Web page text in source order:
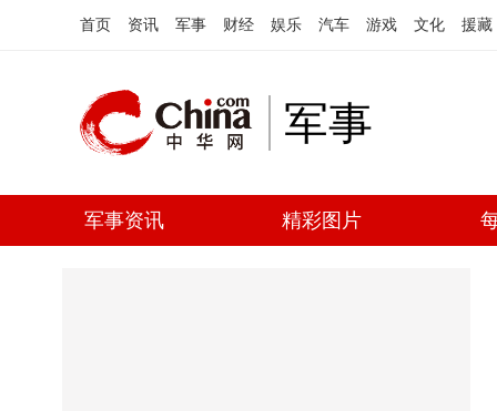
首页 资讯 军事 财经 娱乐 汽车 游戏 文化 援藏
军事
军事资讯 精彩图片